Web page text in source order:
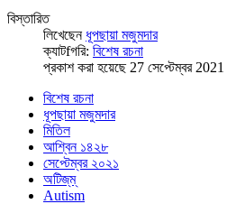
বিস্তারিত
লিখেছেন ধূপছায়া মজুমদার
ক্যাটfগরি: বিশেষ রচনা
প্রকাশ করা হয়েছে 27 সেপ্টেম্বর 2021
বিশেষ রচনা
ধূপছায়া মজুমদার
মিতিল
আশ্বিন ১৪২৮
সেপ্টেম্বর ২০২১
অটিজ্‌ম্‌
Autism